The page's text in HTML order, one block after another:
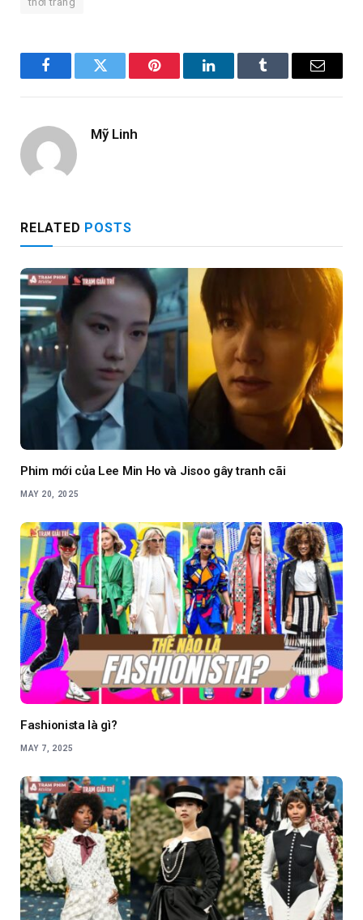
FacebookTwitter Pinterest LinkedInTumblr Email
Mỹ Linh
RELATED POSTS
Phim mới của Lee Min Ho và Jisoo gây tranh cãi
MAY 20, 2025
Fashionista là gì?
MAY 7, 2025